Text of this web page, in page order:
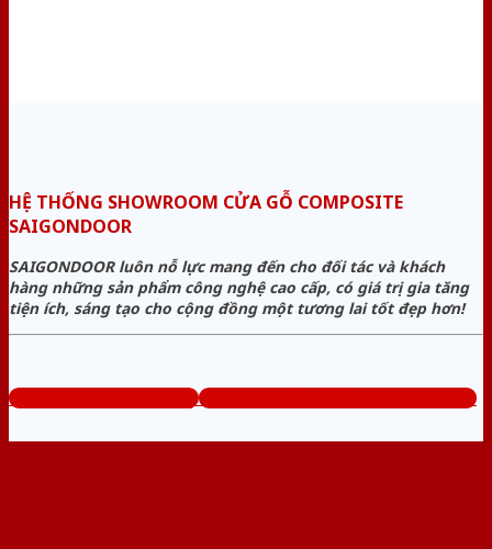
HỆ THỐNG SHOWROOM CỬA GỖ COMPOSITE
SAIGONDOOR
SAIGONDOOR luôn nỗ lực mang đến cho đối tác và khách
hàng những sản phẩm công nghệ cao cấp, có giá trị gia tăng
tiện ích, sáng tạo cho cộng đồng một tương lai tốt đẹp hơn!
www.cuagocomposite.org Tổng đài tư vấn miễn phí: 0824.400.400